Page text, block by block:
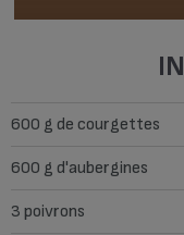
600 g de courgettes
600 g d'aubergines
3 poivrons